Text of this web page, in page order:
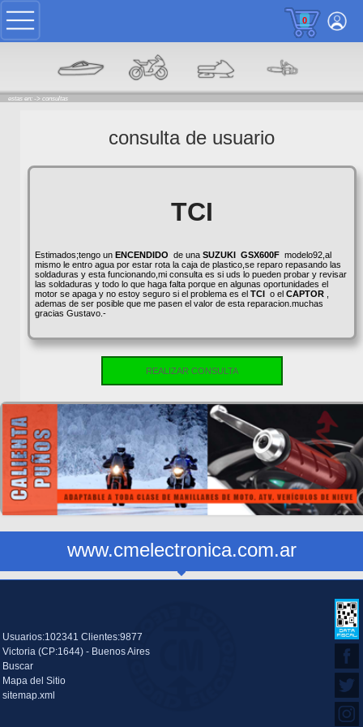
0
estas en: -> consultas
consulta de usuario
TCI
Estimados;tengo un ENCENDIDO de una SUZUKI GSX600Fmodelo92,al
mismo le entro agua por estar rota la caja de plastico,se reparo repasando las
soldaduras y esta funcionando,mi consulta es si uds lo pueden probar y revisar
las soldaduras y todo lo que haga falta porque en algunas oportunidades el
motor se apaga y no estoy seguro si el problema es el TCIo el CAPTOR,
ademas de ser posible que me pasen el valor de esta reparacion.muchas
gracias Gustavo.-
REALIZAR CONSULTA
www.cmelectronica.com.ar
Usuarios:102341 Clientes:9877
Victoria (CP:1644) - Buenos Aires
Buscar
Mapa del Sitio
sitemap.xml